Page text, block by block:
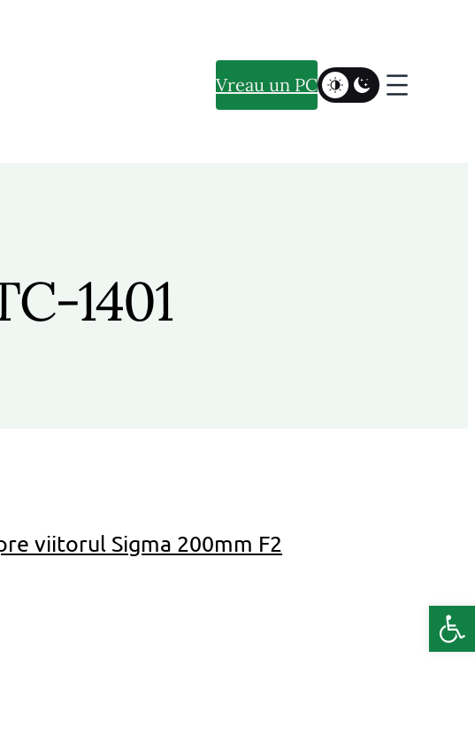
Vreau un PC
1401
viitorul Sigma 200mm F2